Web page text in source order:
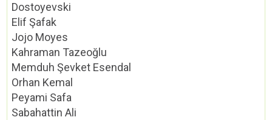
Dostoyevski
Elif Şafak
Jojo Moyes
Kahraman Tazeoğlu
Memduh Şevket Esendal
Orhan Kemal
Peyami Safa
Sabahattin Ali